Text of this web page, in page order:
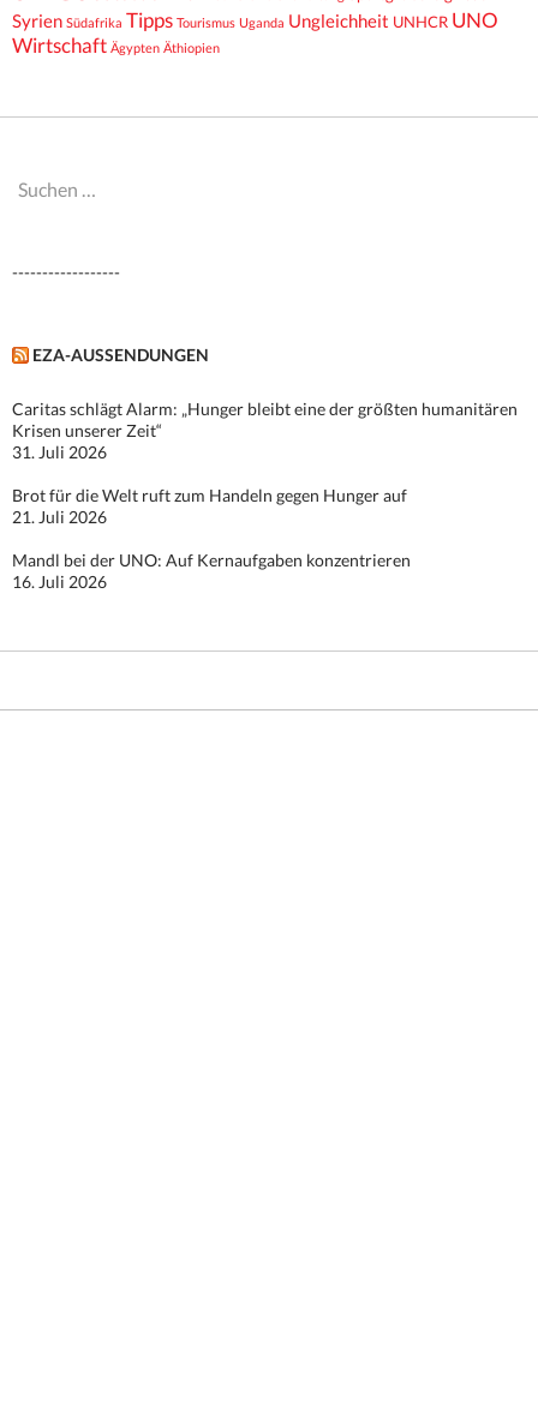
Syrien Südafrika Tipps Tourismus Uganda Ungleichheit UNHCR UNO
Wirtschaft Ägypten Äthiopien
Suchen
------------------
EZA-AUSSENDUNGEN
Caritas schlägt Alarm: „Hunger bleibt eine der größten humanitären
Krisen unserer Zeit“
31. Juli 2026
Brot für die Welt ruft zum Handeln gegen Hunger auf
21. Juli 2026
Mandl bei der UNO: Auf Kernaufgaben konzentrieren
16. Juli 2026